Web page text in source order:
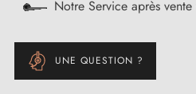
Notre Service après
UNE QUESTION ?